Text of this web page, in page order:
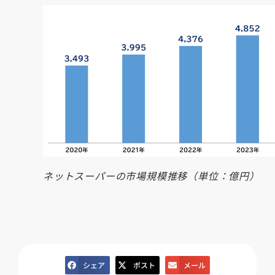
ネットスーパーの市場規模推移（単位：億円）
シェア ポスト メール